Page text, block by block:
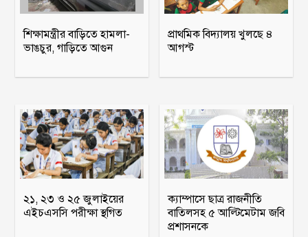
শিক্ষামন্ত্রীর বাড়িতে হামলা-
ভাঙচুর, গাড়িতে আগুন
প্রাথমিক বিদ্যালয় খুলছে ৪
আগস্ট
২১, ২৩ ও ২৫ জুলাইয়ের
এইচএসসি পরীক্ষা স্থগিত
ক্যাম্পাসে ছাত্র রাজনীতি
বাতিলসহ ৫ আল্টিমেটাম জবি
প্রশাসনকে